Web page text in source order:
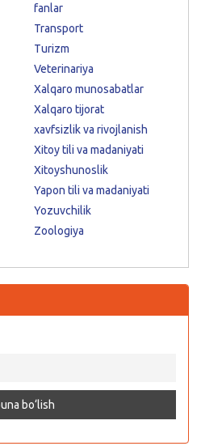
fanlar
Transport
Turizm
Veterinariya
Xalqaro munosabatlar
Xalqaro tijorat
xavfsizlik va rivojlanish
Xitoy tili va madaniyati
Xitoyshunoslik
Yapon tili va madaniyati
Yozuvchilik
Zoologiya